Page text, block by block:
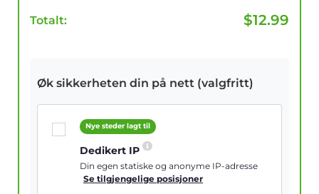
Totalt: $12.99
Øk sikkerheten din på nett (valgfritt)
Nye steder lagt til
Dedikert IP
Din egen statiske og anonyme IP-adresse
Se tilgjengelige posisjoner